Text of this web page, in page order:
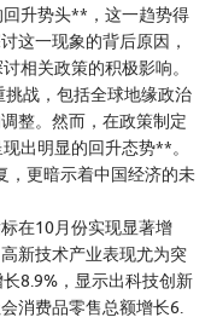
升势头**，这一趋势得
这一现象的背后原因，
相关政策的积极影响。
战，包括全球地缘政治
整。然而，在政策制定
出明显的回升态势**。
，更暗示着中国经济的未
在10月份实现显著增
新技术产业表现尤为突
8.9%，显示出科技创新
消费品零售总额增长6.